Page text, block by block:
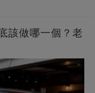
該做哪一個？老